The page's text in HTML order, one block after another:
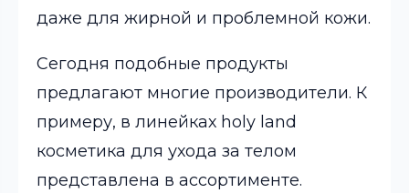
даже для жирной и проблемной кожи.
Сегодня подобные продукты
предлагают многие производители. К
примеру, в линейках holy land
косметика для ухода за телом
представлена в ассортименте.